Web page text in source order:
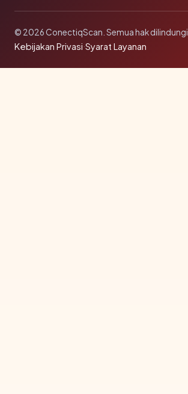
© 2026 ConectiqScan. Semua hak dilindungi.
Kebijakan Privasi·Syarat Layanan